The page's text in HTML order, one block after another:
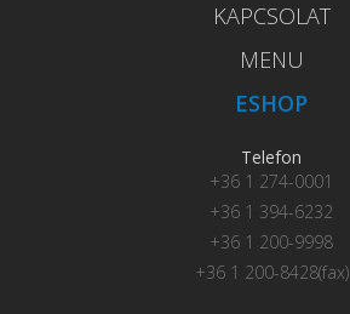
KAPCSOLAT
MENU
ESHOP
Telefon
+36 1 274-0001
+36 1 394-6232
+36 1 200-9998
+36 1 200-8428(fax)